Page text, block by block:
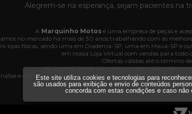
Alegrem-se na esperança, sejam pacientes na
A Marquinho Motos é uma empresa de peças e
no mercado há mais de 30 anos trabalhando com as
lojas físicas, sendo uma em Diadema-SP, uma em Mauá-SP e
em nossa Loja Virtual com vendas para
Ofertas válidas até o término
A disponibilidade dos produtos nesse site podem
e confirmação de dados e os pedidos poderão ser
Av. Interlagos, 3064 - 04660-005 - Jd.
Todos os
Este site utiliza cookies e tecnologias para
são usados para exibição e envio de conteúdos
concorda com estas condições e caso não